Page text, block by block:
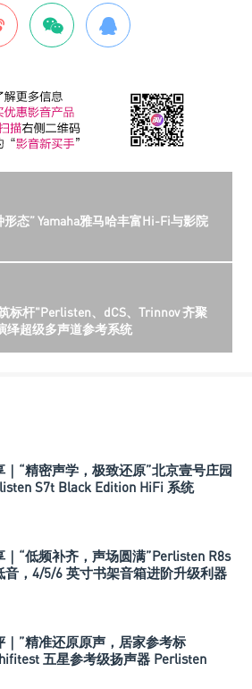
态” Yamaha雅马哈丰富Hi-Fi与影院
标杆"Perlisten、dCS、Trinnov 齐聚
绎超级多声道参考系统
｜“精密声学，极致还原”北京壹号庄园
S7t Black Edition HiFi 系统
｜“低频补齐，声场圆满”Perlisten R8s
音，4/5/6 英寸书架音箱进阶升级利器
｜”精准还原原声，居家参考标
五星参考级扬声器 Perlisten